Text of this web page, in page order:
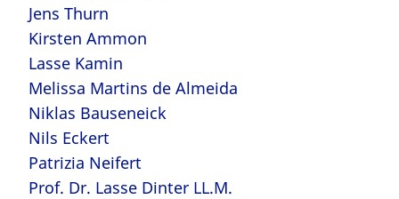
Jens Thurn
Kirsten Ammon
Lasse Kamin
Melissa Martins de Almeida
Niklas Bauseneick
Nils Eckert
Patrizia Neifert
Prof. Dr. Lasse Dinter LL.M.